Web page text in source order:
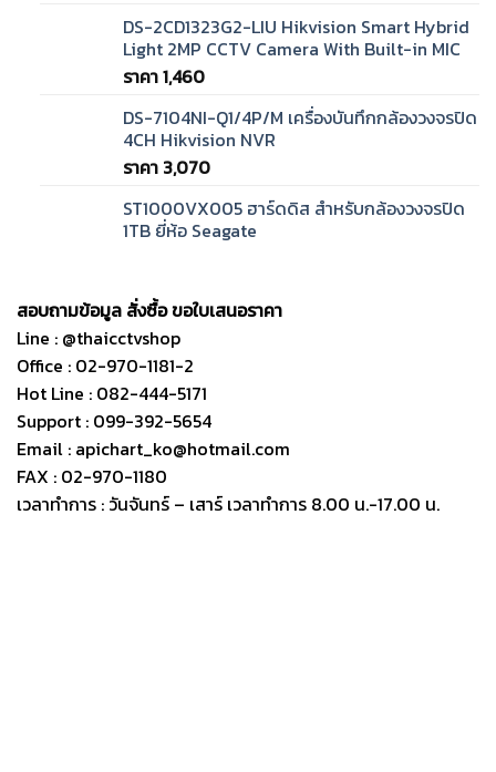
DS-2CD1323G2-LIU Hikvision Smart Hybrid
Light 2MP CCTV Camera With Built-in MIC
ราคา1,460
DS-7104NI-Q1/4P/M เครื่องบันทึกกล้องวงจรปิด
4CH Hikvision NVR
ราคา 3,070
ST1000VX005 ฮาร์ดดิส สำหรับกล้องวงจรปิด
1TB ยี่ห้อ Seagate
สอบถามข้อมูล สั่งซื้อ ขอใบเสนอราคา
Line : @thaicctvshop
Office : 02-970-1181-2
Hot Line : 082-444-5171
Support : 099-392-5654
Email : apichart_ko@hotmail.com
FAX : 02-970-1180
เวลาทำการ : วันจันทร์ – เสาร์ เวลาทำการ 8.00 น.-17.00 น.